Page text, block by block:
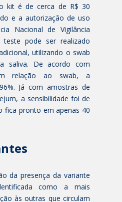
kit é de cerca de R$ 30
e a autorização de uso
Nacional de Vigilância
teste pode ser realizado
utilizando o swab
saliva. De acordo com
relação ao swab, a
Já com amostras de
a sensibilidade foi de
fica pronto em apenas 40
da presença da variante
como a mais
às outras que circulam